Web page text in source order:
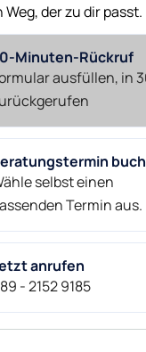
Weg, der zu dir passt.
Minuten-Rückruf
ausfüllen, in
selbst einen
Termin aus.
anrufen
- 2152 9185